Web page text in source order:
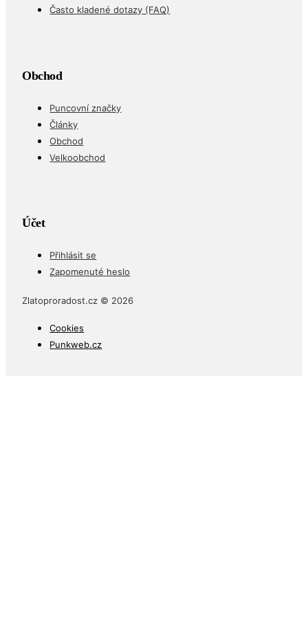
Často kladené dotazy (FAQ)
Obchod
Puncovní značky
Články
Obchod
Velkoobchod
Účet
Přihlásit se
Zapomenuté heslo
Zlatoproradost.cz © 2026
Cookies
Punkweb.cz